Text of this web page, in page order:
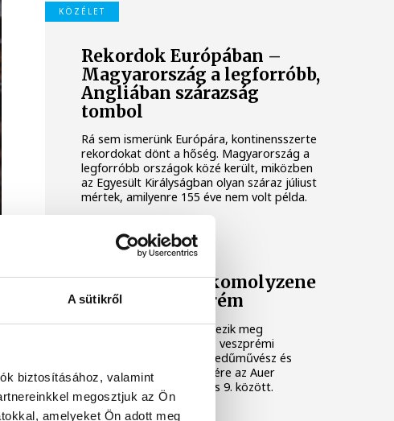
A sütikről
biztosításához, valamint
megosztjuk az Ön
amelyeket Ön adott meg
KÖZÉLET
Rekordok Európában –
Magyarország a legforróbb,
Angliában szárazság
tombol
Rá sem ismerünk Európára, kontinensszerte
rekordokat dönt a hőség. Magyarország a
legforróbb országok közé került, miközben
az Egyesült Királyságban olyan száraz júliust
mértek, amilyenre 155 éve nem volt példa.
Ezen a héten a komolyzene
fővárosa Veszprém
Idén 12. alkalommal rendezik meg
Veszprémben a világhírű, veszprémi
születésű Auer Lipót hegedűművész és
zenepedagógus tiszteletére az Auer
Fesztivált, augusztus 3. és 9. között.